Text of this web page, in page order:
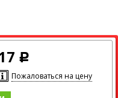
Р
Пожаловаться на цену